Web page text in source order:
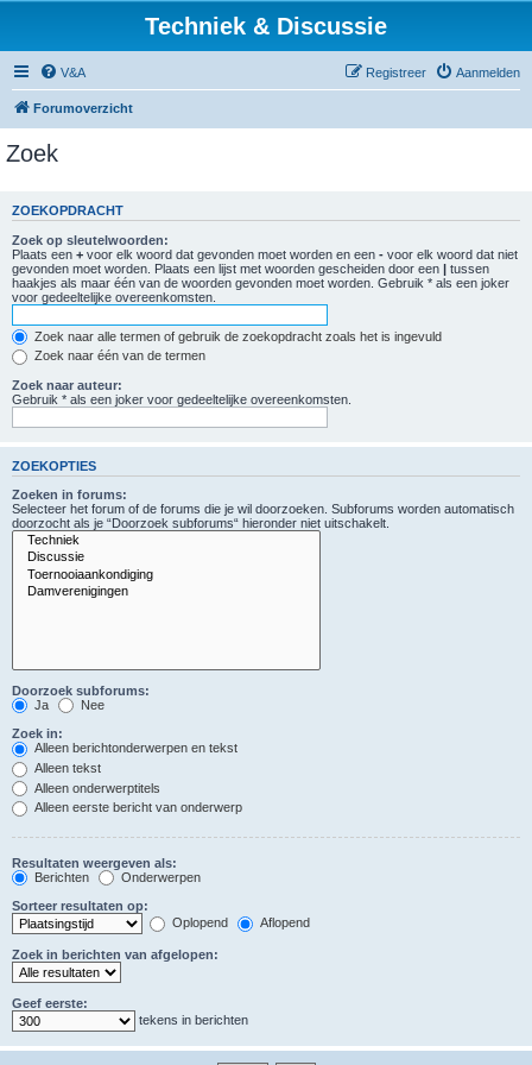
Techniek & Discussie
V&A Aanmelden
Registreer
Forumoverzicht
Zoek
ZOEKOPDRACHT
Zoek op sleutelwoorden:
Plaats een + voor elk woord dat gevonden moet worden en een - voor elk woord dat niet
gevonden moet worden. Plaats een lijst met woorden gescheiden door een | tussen
haakjes als maar één van de woorden gevonden moet worden. Gebruik * als een joker
voor gedeeltelijke overeenkomsten.
Zoek naar alle termen of gebruik de zoekopdracht zoals het is ingevuld
Zoek naar één van de termen
Zoek naar auteur:
Gebruik * als een joker voor gedeeltelijke overeenkomsten.
ZOEKOPTIES
Zoeken in forums:
Selecteer het forum of de forums die je wil doorzoeken. Subforums worden automatisch
doorzocht als je “Doorzoek subforums“ hieronder niet uitschakelt.
Doorzoek subforums:
Ja
Nee
Zoek in:
Alleen berichtonderwerpen en tekst
Alleen tekst
Alleen onderwerptitels
Alleen eerste bericht van onderwerp
Resultaten weergeven als:
Berichten
Onderwerpen
Sorteer resultaten op:
Oplopend
Aflopend
Zoek in berichten van afgelopen:
Geef eerste:
tekens in berichten